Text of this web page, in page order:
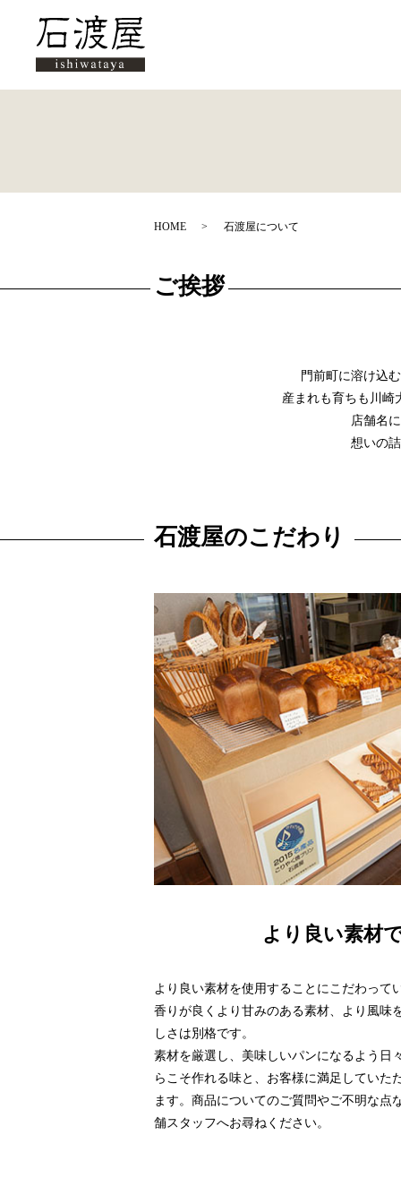
HOME 石渡屋について
ご挨拶
門前町に溶け込
産まれも育ちも川崎
店舗名
想いの
石渡屋のこだわり
より良い素材
より良い素材を使用することにこだわって
香りが良くより甘みのある素材、より風味
しさは別格です。
素材を厳選し、美味しいパンになるよう日
らこそ作れる味と、お客様に満足していた
ます。商品についてのご質問やご不明な点
舗スタッフへお尋ねください。